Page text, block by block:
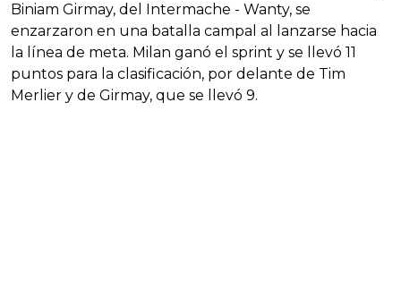
Biniam Girmay, del Intermache - Wanty, se
enzarzaron en una batalla campal al lanzarse hacia
la línea de meta. Milan ganó el sprint y se llevó 11
puntos para la clasificación, por delante de Tim
Merlier y de Girmay, que se llevó 9.